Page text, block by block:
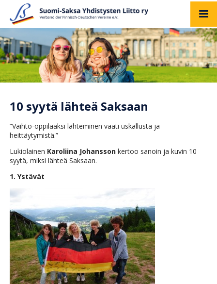
10 syytä lähteä Saksaan
”Vaihto-oppilaaksi lähteminen vaati uskallusta ja
heittäytymistä.”
Lukiolainen Karoliina Johansson kertoo sanoin ja kuvin 10
syytä, miksi lähteä Saksaan.
1. Ystävät